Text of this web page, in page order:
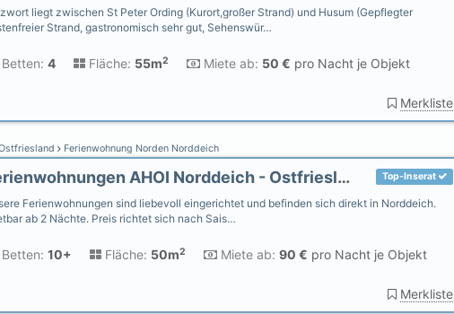
liegt zwischen St Peter Ording (Kurort,großer Strand) und Husum (Gepflegter
Strand, gastronomisch sehr gut, Sehenswür…
Betten: 4 Fläche: 55m2 Miete ab: 50 € pro Nacht je Objekt
Merkliste
Ferienwohnung Norden Norddeich
Top-Inserat
Ferienwohnungen AHOI Norddeich - Ostfriesland
Ferienwohnungen sind liebevoll eingerichtet und befinden sich direkt in Norddeich.
ab 2 Nächte. Preis richtet sich nach Sais…
Betten: 10+ Fläche: 50m2 Miete ab: 90 € pro Nacht je Objekt
Merkliste